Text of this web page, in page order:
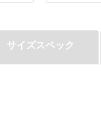
サイズスペック